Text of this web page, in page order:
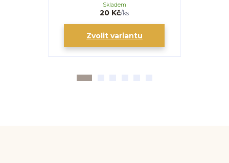
20 Kč/ks
Skladem
Zvolit variantu